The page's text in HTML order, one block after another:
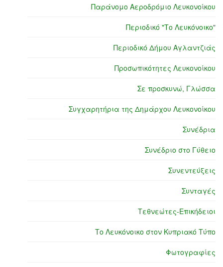
Παράνομο Αεροδρόμιο Λευκονοίκου
Περιοδικό "Το Λευκόνοικο"
Περιοδικό Δήμου Αγλαντζιάς
Προσωπικότητες Λευκονοίκου
Σε προσκυνώ, Γλώσσα
Συγχαρητήρια της Δημάρχου Λευκονοίκου
Συνέδρια
Συνέδριο στο Γύθειο
Συνεντεύξεις
Συνταγές
Τεθνεώτες-Επικήδειοι
Το Λευκόνοικο στον Κυπριακό Τύπο
Φωτογραφίες